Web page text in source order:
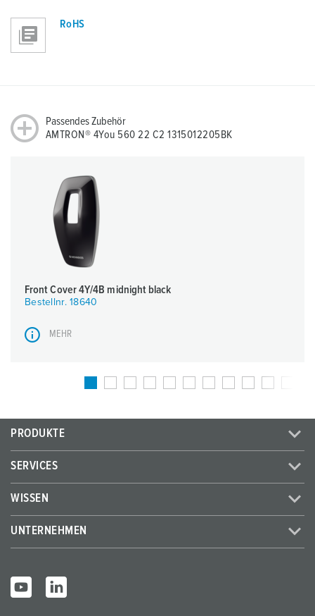
RoHS
Passendes Zubehör
AMTRON® 4You 560 22 C2 1315012205BK
Front Cover 4Y/4B midnight black
Bestellnr. 18640
MEHR
PRODUKTE
SERVICES
WISSEN
UNTERNEHMEN